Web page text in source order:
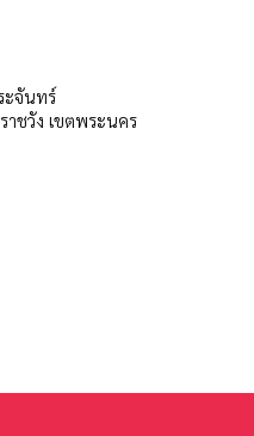
ะจันทร์
ชวัง เขตพระนคร